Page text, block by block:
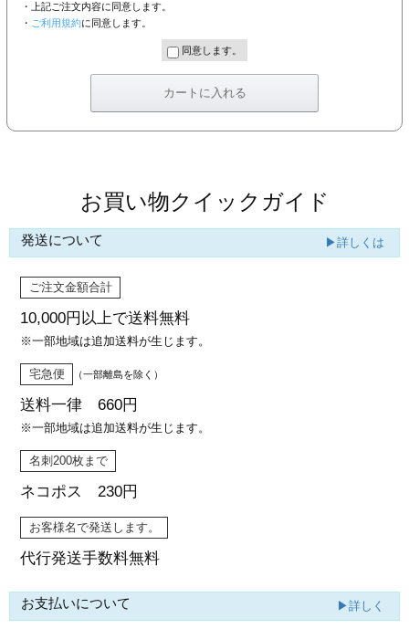
・上記ご注文内容に同意します。
・ ご利用規約に同意します。
同意します。
お買い物クイックガイド
発送について ▶詳しくは
ご注文金額合計
10,000円以上で送料無料
※一部地域は追加送料が生じます。
宅急便 （一部離島を除く）
送料一律 660円
※一部地域は追加送料が生じます。
名刺200枚まで
ネコポス 230円
お客様名で発送します。
代行発送手数料無料
お支払いについて ▶詳しく